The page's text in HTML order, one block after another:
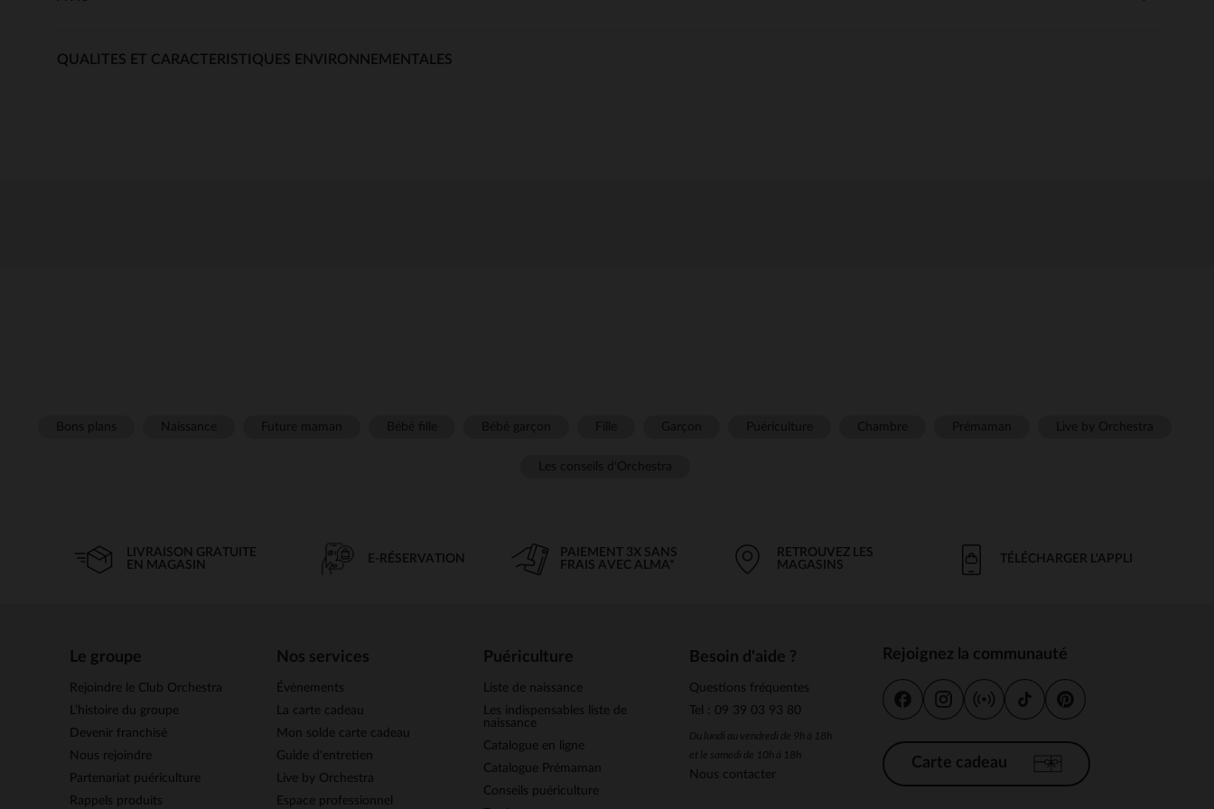
QUALITES ET CARACTERISTIQUES ENVIRONNEMENTALES
LIVRAISON GRATUITE
EN MAGASIN
E-RÉSERVATION
PAIEMENT 3X SANS
FRAIS AVEC ALMA*
RETROUVEZ LES
MAGASINS
TÉLÉCHARGER L'APPLI
Le groupe
Rejoindre le Club Orchestra
L’histoire du groupe
Devenir franchisé
Nous rejoindre
Partenariat puériculture
Rappels produits
Nos services
Évènements
La carte cadeau
Mon solde carte cadeau
Guide d'entretien
Live by Orchestra
Espace professionnel
Puériculture
Liste de naissance
Les indispensables liste de
naissance
Catalogue en ligne
Catalogue Prémaman
Conseils puériculture
Besoin d'aide ?
Questions fréquentes
Tel : 09 39 03 93 80
Du lundi au vendredi de 9h à 18h
et le samedi de 10h à 18h
Nous contacter
Rejoignez la communauté
Carte cadeau